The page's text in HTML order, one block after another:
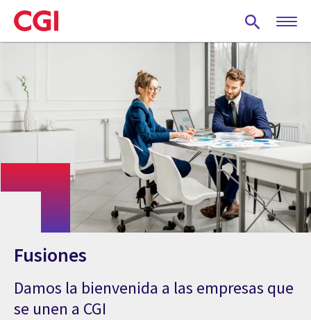
Skip
to
main
Fusiones
Damos la bienvenida a las empresas que
se unen a CGI